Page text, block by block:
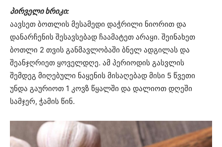
პირველი ხრიკი:
აავსეთ ბოთლის მესამედი დაჭრილი ნიორით და
დანარჩენის შესავსებად ჩაამატეთ არაყი. შეინახეთ
ბოთლი 2 თვის განმავლობაში ბნელ ადგილას და
შეანჯღრიეთ ყოველდღე. ამ პერიოდის გასვლის
შემდეგ მიღებული ნაყენის მისაღებად მისი 5 წვეთი
უნდა გაურიოთ 1 კოვზ წყალში და დალიოთ დღეში
სამჯერ, ჭამის წინ.